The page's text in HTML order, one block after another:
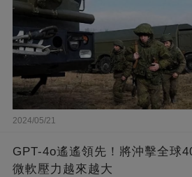
2024/05/21
GPT-4o遙遙領先！將沖擊全球
微軟壓力越來越大